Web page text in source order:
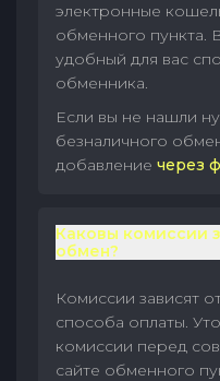
электронные
обменного пункта.
удобный для вас
обменника.
Если вы не нашли
безналичного
добавление через
Каковы комиссии
обмен?
Комиссии зависят
способа оплаты.
комиссии перед
сайте обменного